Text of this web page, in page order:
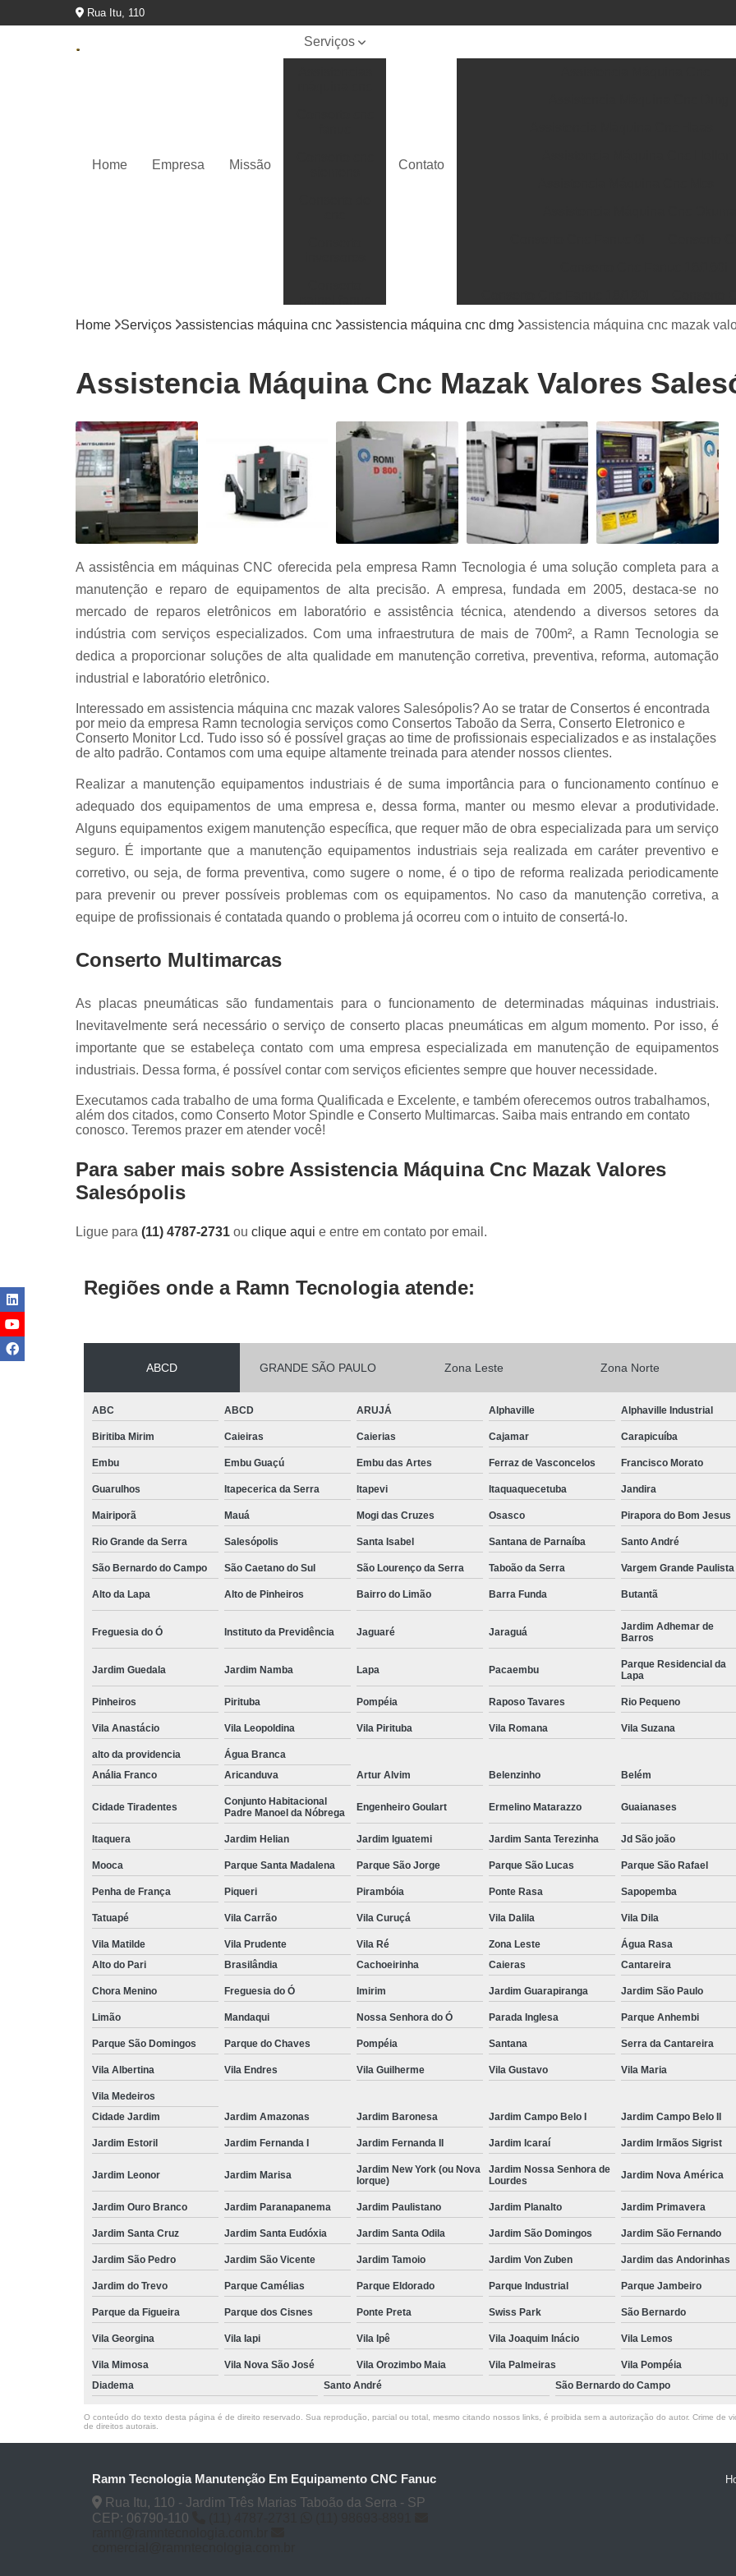
Rua Itu, 110
Home Empresa Missão
Serviços
Conserto para
Conserto
servo drive
servo drive
fanuc
servo drive
Conserto
servo motor
Conserto
servo motor
Manutenção
industriais
automação
industrial
Servo
motores fanuc
Contato
Conserto Cnc Fanuc 31/310i
Conserto
Conserto Cnc Siemens 802dsl
Conserto
Conserto Cnc Siemens Sistems 3
Reparo Cnc Siemens
Conserto
Conserto de Cnc Heidenhain
Conserto
Conserto de Cnc Mcs
Conserto de Cnc Okuma
Conserto
Conserto de Cnc Sinumerik
Conserto de
Conserto
Conserto Inversores Lg
Conserto
Conserto Inversores Sanyo Denki
Conserto
Cartão Entrada e Saída Fanuc
Conserto Ihm Fanuc
Conserto
Módulo
Painel de Operação Fanuc
Placa de I/
Placa I/o Fanuc A20b
Conserto
Conserto Ihm Siemens
Conserto Op
Conserto Painel Lcd Siemens
Conserto
Conserto Placas Eletrônicas
Conserto Servo Drive Ipso
Conserto Servo Drive Omron
Conserto Servo Drive Seidel Wks
Conserto Servo Drive Yaskawa
Conserto Drive Fanuc Série Alfa
Conserto Servo Motor Abb
Conserto Servo Motor Indramat
Conserto Servo Motor Moog
Conserto Servo Motor Parvex
Conserto Servo Motor Seidel
Conserto Servo Motor Weg
Conserto
Reparo Motores Fanuc
Conserto Servo Motor Siemens Linha 1ft
Manutenção Corretiva Servo Motor
Manutenção Motor Brushless Siemens
Reparo
Retrofitting Motor Siemens
Conserto Colunas Eletrônicas
Conserto
Conserto Fonte Chaveada
Conserto Multimarcas
Manutenção Ultrassom
Reparo Monitor Vídeo
Assistencia
Automação de Usinagem
Manutenção Máquina Mecânica
Projetos Plc Integrado
Retrofitting de
Serviço de Mecânica Industrial
Servo Motor Fanuc
Servo Motor
Servo Motor Fanuc Alfa If
Servo
Servo Motor Fanuc Beta
Servo Motor
Home Serviços assistencias máquina cnc assistencia máquina cnc dmg assistencia máquina cnc mazak
Assistencia Máquina Cnc Mazak Valores
A assistência em máquinas CNC oferecida pela empresa Ramn Tecnologia é uma solução completa para a
manutenção e reparo de equipamentos de alta precisão. A empresa, fundada em 2005, destaca-se no
mercado de reparos eletrônicos em laboratório e assistência técnica, atendendo a diversos setores da
indústria com serviços especializados. Com uma infraestrutura de mais de 700m², a Ramn Tecnologia se
dedica a proporcionar soluções de alta qualidade em manutenção corretiva, preventiva, reforma, automação
industrial e laboratório eletrônico.
Interessado em assistencia máquina cnc mazak valores Salesópolis? Ao se tratar de Consertos é encontrada
por meio da empresa Ramn tecnologia serviços como Consertos Taboão da Serra, Conserto Eletronico e
Conserto Monitor Lcd. Tudo isso só é possível graças ao time de profissionais especializados e as instalações
de alto padrão. Contamos com uma equipe altamente treinada para atender nossos clientes.
Realizar a manutenção equipamentos industriais é de suma importância para o funcionamento contínuo e
adequado dos equipamentos de uma empresa e, dessa forma, manter ou mesmo elevar a produtividade.
Alguns equipamentos exigem manutenção específica, que requer mão de obra especializada para um serviço
seguro. É importante que a manutenção equipamentos industriais seja realizada em caráter preventivo e
corretivo, ou seja, de forma preventiva, como sugere o nome, é o tipo de reforma realizada periodicamente
para prevenir ou prever possíveis problemas com os equipamentos. No caso da manutenção corretiva, a
equipe de profissionais é contatada quando o problema já ocorreu com o intuito de consertá-lo.
Conserto Multimarcas
As placas pneumáticas são fundamentais para o funcionamento de determinadas máquinas industriais.
Inevitavelmente será necessário o serviço de conserto placas pneumáticas em algum momento. Por isso, é
importante que se estabeleça contato com uma empresa especializada em manutenção de equipamentos
industriais. Dessa forma, é possível contar com serviços eficientes sempre que houver necessidade.
Executamos cada trabalho de uma forma Qualificada e Excelente, e também oferecemos outros trabalhamos,
além dos citados, como Conserto Motor Spindle e Conserto Multimarcas. Saiba mais entrando em contato
conosco. Teremos prazer em atender você!
Para saber mais sobre Assistencia Máquina Cnc Mazak Valores
Salesópolis
Ligue para (11) 4787-2731 ou clique aqui e entre em contato por email.
Regiões onde a Ramn Tecnologia atende:
ABCD GRANDE SÃO PAULO Zona Leste Zona Norte
ABC ABCD ARUJÁ Alphaville Alphaville Industrial
Biritiba Mirim Caieiras Caierias Cajamar Carapicuíba
Embu Embu Guaçú Embu das Artes Ferraz de Vasconcelos Francisco Morato
Guarulhos Itapecerica da Serra Itapevi Itaquaquecetuba Jandira
Mairiporã Mauá Mogi das Cruzes Osasco Pirapora do Bom Jesus
Rio Grande da Serra Salesópolis Santa Isabel Santana de Parnaíba Santo André
São Bernardo do Campo São Caetano do Sul São Lourenço da Serra Taboão da Serra Vargem Grande Paulista
Alto da Lapa Alto de Pinheiros Bairro do Limão Barra Funda Butantã
Freguesia do Ó Instituto da Previdência Jaguaré Jaraguá
Jardim Adhemar de
Barros
Jardim Guedala Jardim Namba Lapa Pacaembu
Parque Residencial da
Lapa
Pinheiros Pirituba Pompéia Raposo Tavares Rio Pequeno
Vila Anastácio Vila Leopoldina Vila Pirituba Vila Romana Vila Suzana
alto da providencia
Água Branca
Anália Franco
Aricanduva Artur Alvim Belenzinho Belém
Cidade Tiradentes
Conjunto Habitacional
Padre Manoel da Nóbrega
Engenheiro Goulart Ermelino Matarazzo Guaianases
Itaquera Jardim Helian Jardim Iguatemi Jardim Santa Terezinha Jd São joão
Mooca Parque Santa Madalena Parque São Jorge Parque São Lucas Parque São Rafael
Penha de França Piqueri Pirambóia Ponte Rasa Sapopemba
Tatuapé Vila Carrão Vila Curuçá Vila Dalila Vila Dila
Vila Matilde Vila Prudente Vila Ré Zona Leste
Água Rasa
Alto do Pari
Brasilândia Cachoeirinha Caieras Cantareira
Chora Menino Freguesia do Ó Imirim Jardim Guarapiranga Jardim São Paulo
Limão Mandaqui Nossa Senhora do Ó Parada Inglesa Parque Anhembi
Parque São Domingos Parque do Chaves Pompéia Santana Serra da Cantareira
Vila Albertina Vila Endres Vila Guilherme Vila Gustavo Vila Maria
Vila Medeiros
Cidade Jardim
Jardim Amazonas Jardim Baronesa Jardim Campo Belo I Jardim Campo Belo II
Jardim Estoril Jardim Fernanda I Jardim Fernanda II Jardim Icaraí Jardim Irmãos Sigrist
Jardim Leonor Jardim Marisa
Jardim New York (ou Nova
Iorque)
Jardim Nossa Senhora de
Lourdes
Jardim Nova América
Jardim Ouro Branco Jardim Paranapanema Jardim Paulistano Jardim Planalto Jardim Primavera
Jardim Santa Cruz Jardim Santa Eudóxia Jardim Santa Odila Jardim São Domingos Jardim São Fernando
Jardim São Pedro Jardim São Vicente Jardim Tamoio Jardim Von Zuben Jardim das Andorinhas
Jardim do Trevo Parque Camélias Parque Eldorado Parque Industrial Parque Jambeiro
Parque da Figueira Parque dos Cisnes Ponte Preta Swiss Park São Bernardo
Vila Georgina Vila Iapi Vila Ipê Vila Joaquim Inácio Vila Lemos
Vila Mimosa Vila Nova São José Vila Orozimbo Maia Vila Palmeiras Vila Pompéia
Diadema
Santo André São Bernardo do Campo
O conteúdo do texto desta página é de direito reservado. Sua reprodução, parcial ou total, mesmo citando nossos links, é proibida sem a autorização do autor. Crime de
de direitos autorais
Ramn Tecnologia Manutenção Em Equipamento CNC Fanuc
Rua Itu, 110 - Jardim Três Marias Taboão da Serra - SP
CEP: 06790-110